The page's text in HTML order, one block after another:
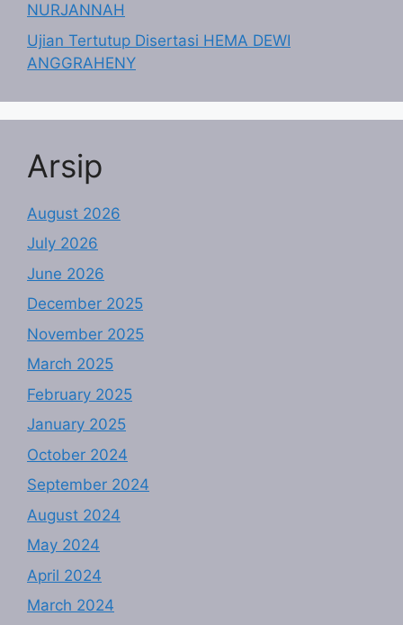
NURJANNAH
Ujian Tertutup Disertasi HEMA DEWI
ANGGRAHENY
Arsip
August 2026
July 2026
June 2026
December 2025
November 2025
March 2025
February 2025
January 2025
October 2024
September 2024
August 2024
May 2024
April 2024
March 2024